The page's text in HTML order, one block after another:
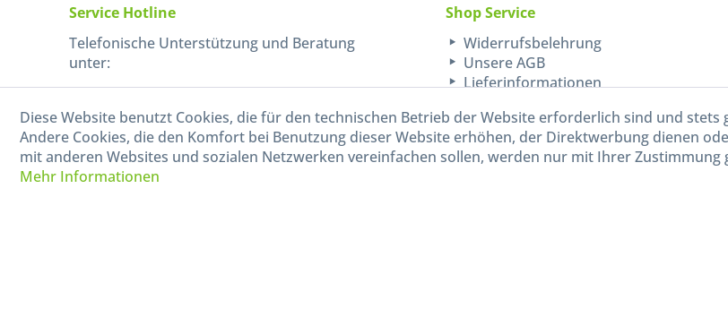
Service Hotline
Telefonische Unterstützung und Beratung
unter:
040-880 99 770
Mo-Fr, 09:00 - 15:00 Uhr
Shop Service
Widerrufsbelehrung
Unsere AGB
Lieferinformationen
Diese Website benutzt Cookies, die für den technischen Betrieb der Website erforderlich sind und stets
Andere Cookies, die den Komfort bei Benutzung dieser Website erhöhen, der Direktwerbung dienen
mit anderen Websites und sozialen Netzwerken vereinfachen sollen, werden nur mit Ihrer Zustimmung
Mehr Informationen